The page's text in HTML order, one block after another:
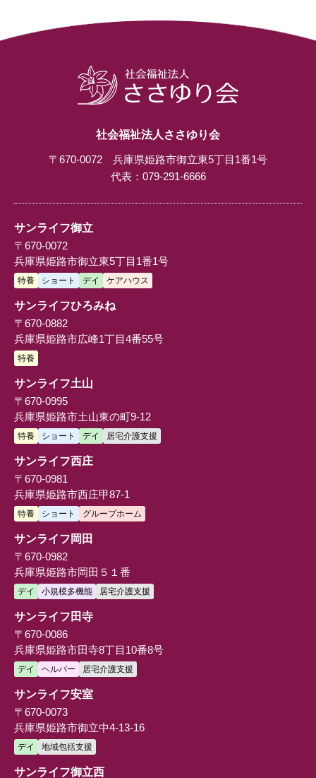
社会福祉法人ささゆり会
〒670-0072 兵庫県姫路市御立東5丁目1番1号
代表： 079-291-6666
サンライフ御立
〒670-0072
兵庫県姫路市御立東5丁目1番1号
特養 ショート デイ ケアハウス
サンライフひろみね
〒670-0882
兵庫県姫路市広峰1丁目4番55号
特養
サンライフ土山
〒670-0995
兵庫県姫路市土山東の町9-12
特養 ショート デイ 居宅介護支援
サンライフ西庄
〒670-0981
兵庫県姫路市西庄甲87-1
特養 ショート グループホーム
サンライフ岡田
〒670-0982
兵庫県姫路市岡田５１番
デイ 小規模多機能 居宅介護支援
サンライフ田寺
〒670-0086
兵庫県姫路市田寺8丁目10番8号
デイ ヘルパー 居宅介護支援
サンライフ安室
〒670-0073
兵庫県姫路市御立中4-13-16
デイ 地域包括支援
サンライフ御立西